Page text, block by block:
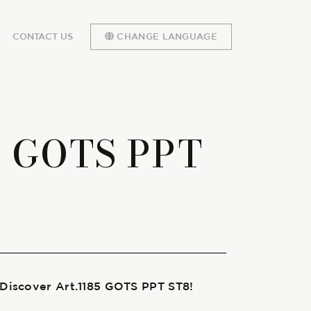
CONTACT US CHANGE LANGUAGE
PPT
Art.1185 GOTS PPT ST8!